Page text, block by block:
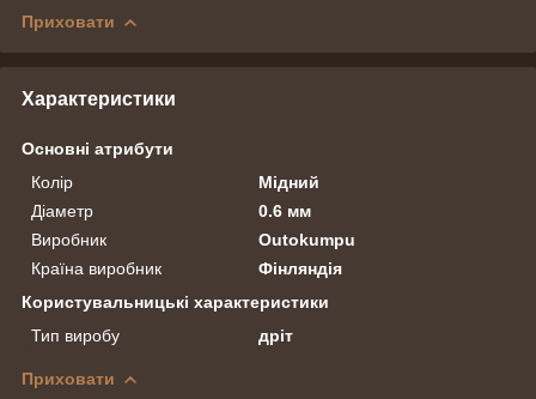
Приховати
Характеристики
Основні атрибути
Колір
Мідний
Діаметр
0.6 мм
Виробник
Outokumpu
Країна виробник
Фінляндія
Користувальницькі характеристики
Тип виробу
дріт
Приховати